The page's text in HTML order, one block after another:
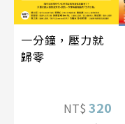
一分鐘，壓力就
歸零
NT$ 320